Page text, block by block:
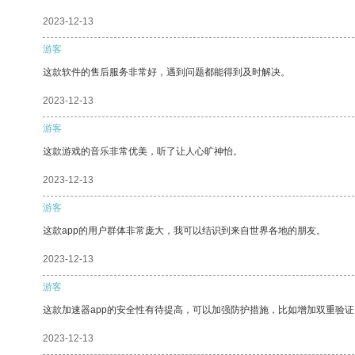
2023-12-13
游客
这款软件的售后服务非常好，遇到问题都能得到及时解决。
2023-12-13
游客
这款游戏的音乐非常优美，听了让人心旷神怡。
2023-12-13
游客
这款app的用户群体非常庞大，我可以结识到来自世界各地的朋友。
2023-12-13
游客
这款加速器app的安全性有待提高，可以加强防护措施，比如增加双重验
2023-12-13